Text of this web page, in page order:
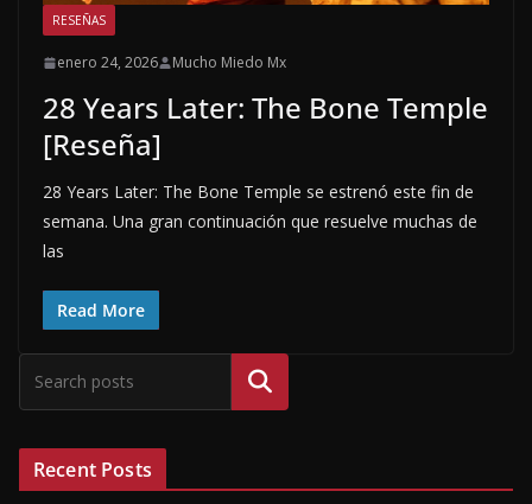
RESEÑAS
enero 24, 2026 Mucho Miedo Mx
28 Years Later: The Bone Temple
[Reseña]
28 Years Later: The Bone Temple se estrenó este fin de
semana. Una gran continuación que resuelve muchas de
las
Read More
Buscar
Recent Posts